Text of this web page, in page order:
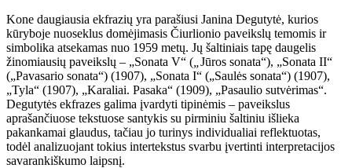
Kone daugiausia ekfrazių yra parašiusi Janina Degutytė, kurios
kūryboje nuoseklus domėjimasis Čiurlionio paveikslų temomis ir
simbolika atsekamas nuo 1959 metų. Jų šaltiniais tapę daugelis
žinomiausių paveikslų – „Sonata V“ ( Jūros sonata“), „Sonata II“
(„Pavasario sonata“) (1907), „Sonata I“ („Saulės sonata“) (1907),
„Tyla“ (1907), „Karaliai. Pasaka“ (1909), „Pasaulio sutvėrimas“.
Degutytės ekfrazes galima įvardyti tipinėmis – paveikslus
aprašančiuose tekstuose santykis su pirminiu šaltiniu išlieka
pakankamai glaudus, tačiau jo turinys individualiai reflektuotas,
todėl analizuojant tokius intertekstus svarbu įvertinti interpretacijos
savarankiškumo laipsnį.